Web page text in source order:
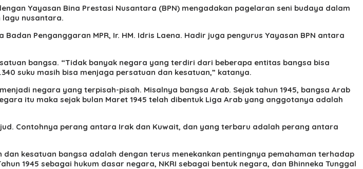
Yayasan Bina Prestasi Nusantara (BPN) mengadakan pagelaran seni budaya dalam
lagu nusantara.
Penganggaran MPR, Ir. HM. Idris Laena. Hadir juga pengurus Yayasan BPN antara
bangsa. “Tidak banyak negara yang terdiri dari beberapa entitas bangsa bisa
suku masih bisa menjaga persatuan dan kesatuan,” katanya.
negara yang terpisah-pisah. Misalnya bangsa Arab. Sejak tahun 1945, bangsa Arab
itu maka sejak bulan Maret 1945 telah dibentuk Liga Arab yang anggotanya adalah
Contohnya perang antara Irak dan Kuwait, dan yang terbaru adalah perang antara
kesatuan bangsa adalah dengan terus menekankan pentingnya pemahaman terhadap
1945 sebagai hukum dasar negara, NKRI sebagai bentuk negara, dan Bhinneka Tunggal